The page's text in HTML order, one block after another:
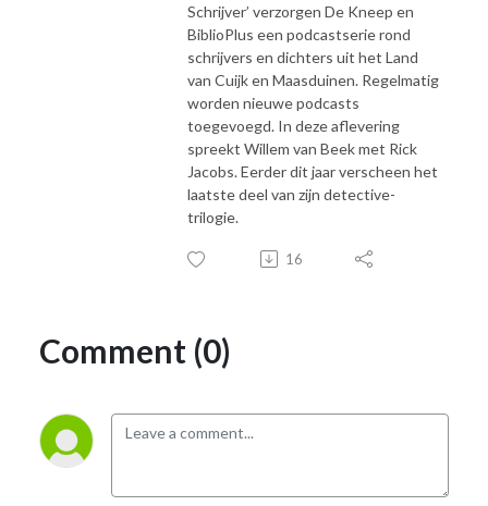
Schrijver’ verzorgen De Kneep en
BiblioPlus een podcastserie rond
schrijvers en dichters uit het Land
van Cuijk en Maasduinen. Regelmatig
worden nieuwe podcasts
toegevoegd. In deze aflevering
spreekt Willem van Beek met Rick
Jacobs. Eerder dit jaar verscheen het
laatste deel van zijn detective-
trilogie.
16
Comment (0)